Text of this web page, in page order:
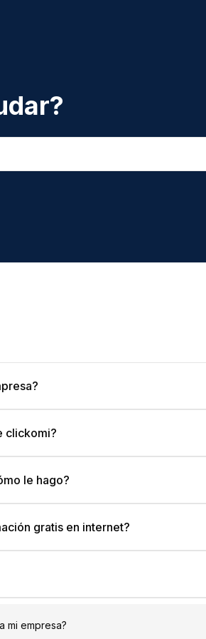
clickomi?
le hago?
gratis en internet?
mi empresa?